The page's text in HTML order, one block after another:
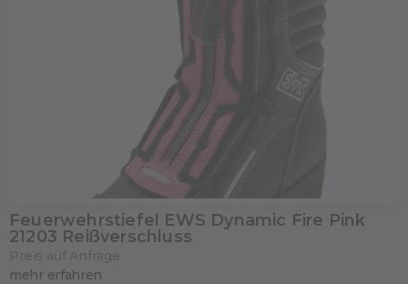
Feuerwehrstiefel EWS Dynamic Fire Pink
21203 Reißverschluss
mehr erfahren